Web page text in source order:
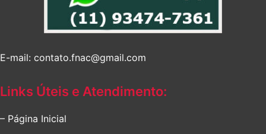
E-mail: contato.fnac@gmail.com
Links Úteis e Atendimento:
– Página Inicial